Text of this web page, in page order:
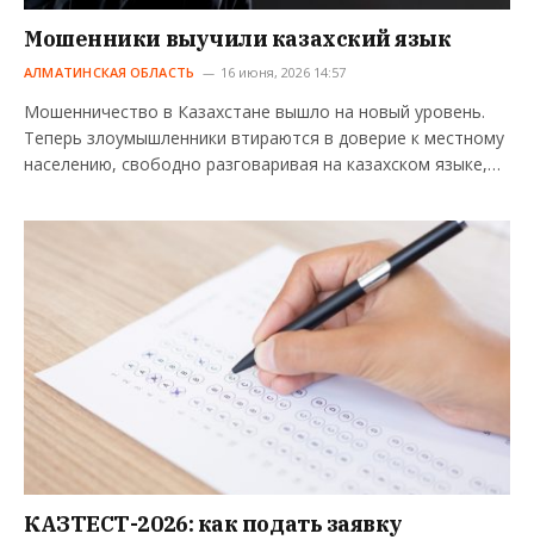
Мошенники выучили казахский язык
АЛМАТИНСКАЯ ОБЛАСТЬ 16 июня, 2026 14:57
Мошенничество в Казахстане вышло на новый уровень.
Теперь злоумышленники втираются в доверие к местному
населению, свободно разговаривая на казахском языке,…
КАЗТЕСТ-2026: как подать заявку